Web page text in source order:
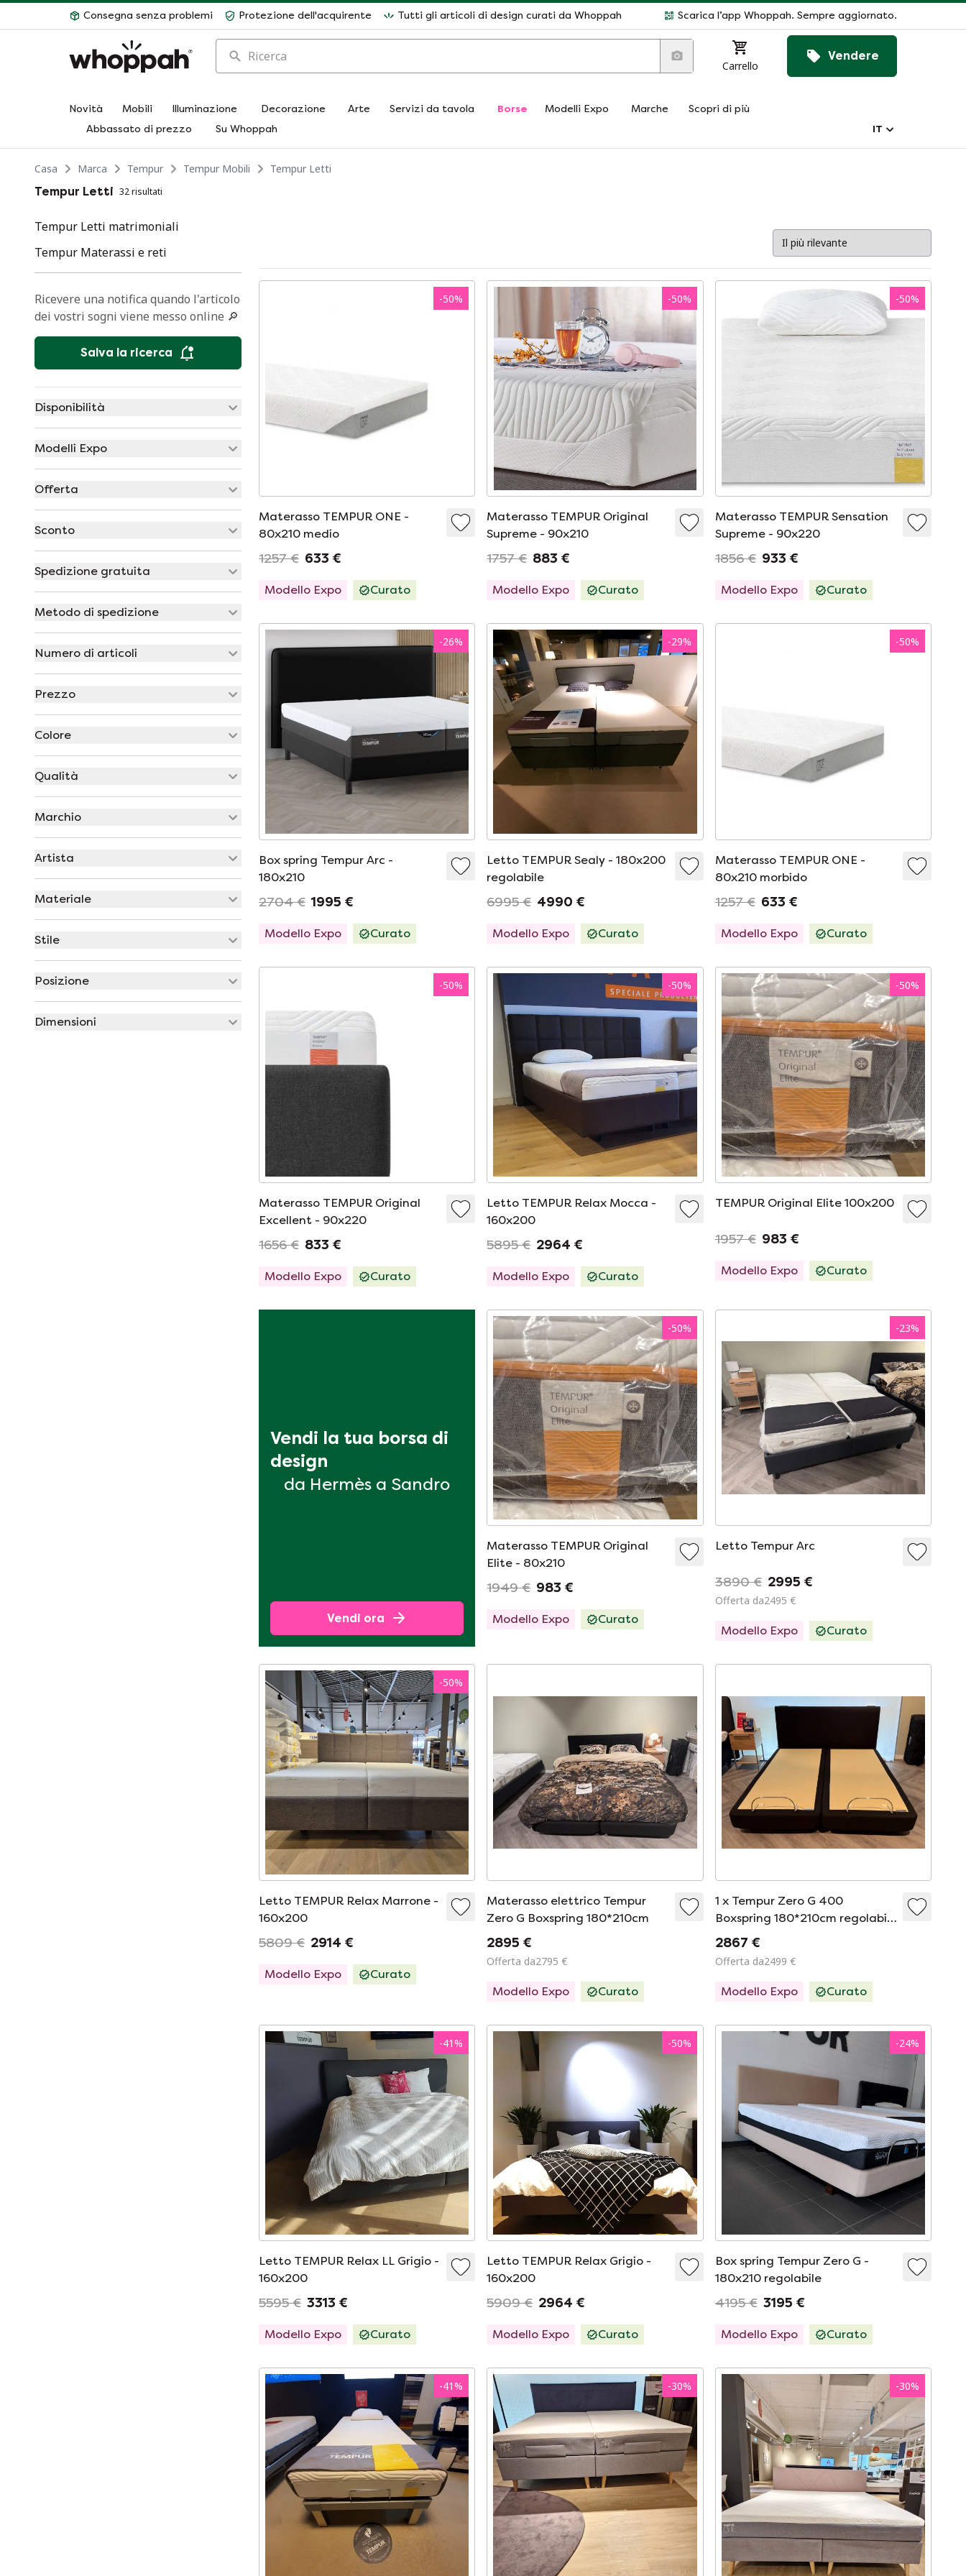
Consegna senza problemi Protezione dell'acquirente Tutti gli articoli di design curati da Whoppah Scarica l’app Whoppah. Sempre aggiornato.
Ricerca
Carrello
Vendere
Novità Mobili Illuminazione Decorazione Arte Servizi da tavola Borse Modelli Expo Marche
Scopri di più
Abbassato di prezzo
Su Whoppah IT
Casa Marca Tempur Tempur Mobili
Tempur Letti
Tempur Letti 32 risultati
Tempur Letti matrimoniali
Tempur Materassi e reti
Ricevere una notifica quando l'articolo
dei vostri sogni viene messo online 🔎
Salva la ricerca
Disponibilità
Modelli Expo
Offerta
Sconto
Spedizione gratuita
Metodo di spedizione
Numero di articoli
Prezzo
Colore
Qualità
Marchio
Artista
Materiale
Stile
Posizione
Dimensioni
-50%
Materasso TEMPUR ONE -
80x210 medio
1257 € 633 €
Modello Expo Curato
-50%
Materasso TEMPUR Original
Supreme - 90x210
1757 € 883 €
Modello Expo Curato
-50%
Materasso TEMPUR Sensation
Supreme - 90x220
1856 € 933 €
Modello Expo Curato
-26%
Box spring Tempur Arc -
180x210
2704 € 1995 €
Modello Expo Curato
-29%
Letto TEMPUR Sealy - 180x200
regolabile
6995 € 4990 €
Modello Expo Curato
-50%
Materasso TEMPUR ONE -
80x210 morbido
1257 € 633 €
Modello Expo Curato
-50%
Materasso TEMPUR Original
Excellent - 90x220
1656 € 833 €
Modello Expo Curato
-50%
Letto TEMPUR Relax Mocca -
160x200
5895 € 2964 €
Modello Expo Curato
-50%
TEMPUR Original Elite 100x200
1957 € 983 €
Modello Expo Curato
Vendi la tua borsa di
design
da Hermès a Sandro
Vendi ora
-50%
Materasso TEMPUR Original
Elite - 80x210
1949 € 983 €
Modello Expo Curato
-23%
Letto Tempur Arc
3890 € 2995 €
Offerta da2495 €
Modello Expo Curato
-50%
Letto TEMPUR Relax Marrone -
160x200
5809 € 2914 €
Modello Expo Curato
Materasso elettrico Tempur
Zero G Boxspring 180*210cm
2895 €
Offerta da2795 €
Modello Expo Curato
1 x Tempur Zero G 400
Boxspring 180*210cm regolabile
elettricamente + sistema di
2867 €
Offerta da2499 €
Modello Expo Curato
-41%
Letto TEMPUR Relax LL Grigio -
160x200
5595 € 3313 €
Modello Expo Curato
-50%
Letto TEMPUR Relax Grigio -
160x200
5909 € 2964 €
Modello Expo Curato
-24%
Box spring Tempur Zero G -
180x210 regolabile
4195 € 3195 €
Modello Expo Curato
-41% -30% -30%